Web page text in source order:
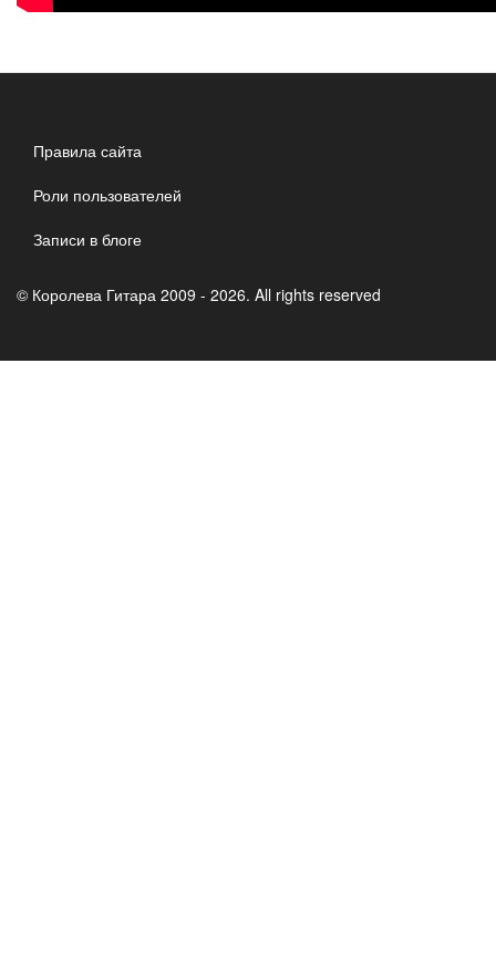
Правила сайта
Роли пользователей
Записи в блоге
© Королева Гитара 2009 - 2026. All rights reserved